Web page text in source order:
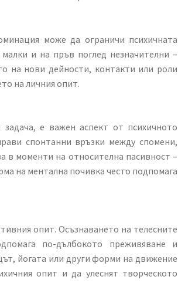
може да ограничи психичната
и на пръв поглед незначителни –
на нови дейности, контакти или роли
на личния опит.
е важен аспект от психичното
спонтанни връзки между спомени,
в моменти на относителна пасивност –
на ментална почивка често подпомага
опит. Осъзнаването на телесните
по-дълбокото преживяване и
йогата или други форми на движение
опит и да улеснят творческото